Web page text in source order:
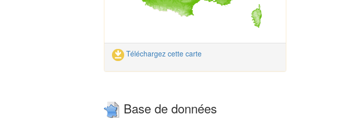
Téléchargez cette carte
Base de données